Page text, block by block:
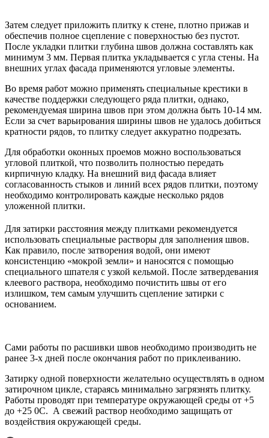
Затем следует приложить плитку к стене, плотно прижав и
обеспечив полное сцепление с поверхностью без пустот.
После укладки плитки глубина швов должна составлять как
минимум 3 мм. Первая плитка укладывается с угла стены. На
внешних углах фасада применяются угловые элементы.
Во время работ можно применять специальные крестики в
качестве поддержки следующего ряда плитки, однако,
рекомендуемая ширина швов при этом должна быть 10-14 мм.
Если за счет варьирования ширины швов не удалось добиться
кратности рядов, то плитку следует аккуратно подрезать.
Для обработки оконных проемов можно воспользоваться
угловой плиткой, что позволить полностью передать
кирпичную кладку. На внешний вид фасада влияет
согласованность стыков и линий всех рядов плитки, поэтому
необходимо контролировать каждые несколько рядов
уложенной плитки.
Для затирки расстояния между плитками рекомендуется
использовать специальные растворы для заполнения швов.
Как правило, после затворения водой, они имеют
консистенцию «мокрой земли» и наносятся с помощью
специального шпателя с узкой кельмой. После затвердевания
клеевого раствора, необходимо почистить швы от его
излишком, тем самым улучшить сцепление затирки с
основанием.
Сами работы по расшивки швов необходимо производить не
ранее 3-х дней после окончания работ по приклеиванию.
Затирку одной поверхности желательно осуществлять в одном
затирочном цикле, стараясь минимально загрязнять плитку.
Работы проводят при температуре окружающей среды от +5
до +25 0С. А свежий раствор необходимо защищать от
воздействия окружающей среды.